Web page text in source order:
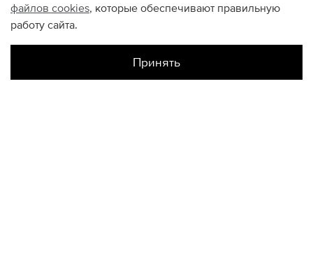
файлов cookies, которые обеспечивают правильную
работу сайта.
Принять